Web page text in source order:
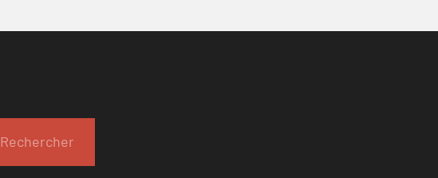
Rechercher